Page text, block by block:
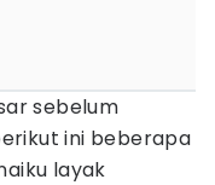
sebelum
ini beberapa
layak